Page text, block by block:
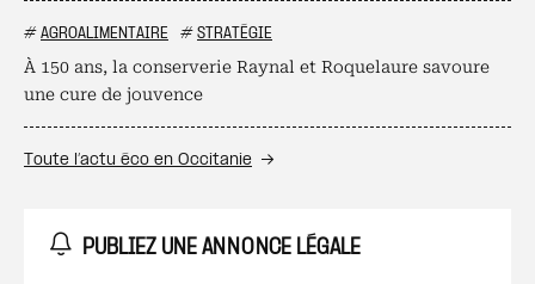
# AGROALIMENTAIRE # STRATÉGIE
À 150 ans, la conserverie Raynal et Roquelaure savoure
une cure de jouvence
Toute l’actu éco en Occitanie
PUBLIEZ UNE ANNONCE LÉGALE